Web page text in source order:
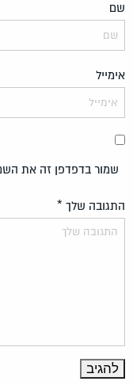
שם
אימייל
שמור בדפדפן זה את
התגובה שלך *